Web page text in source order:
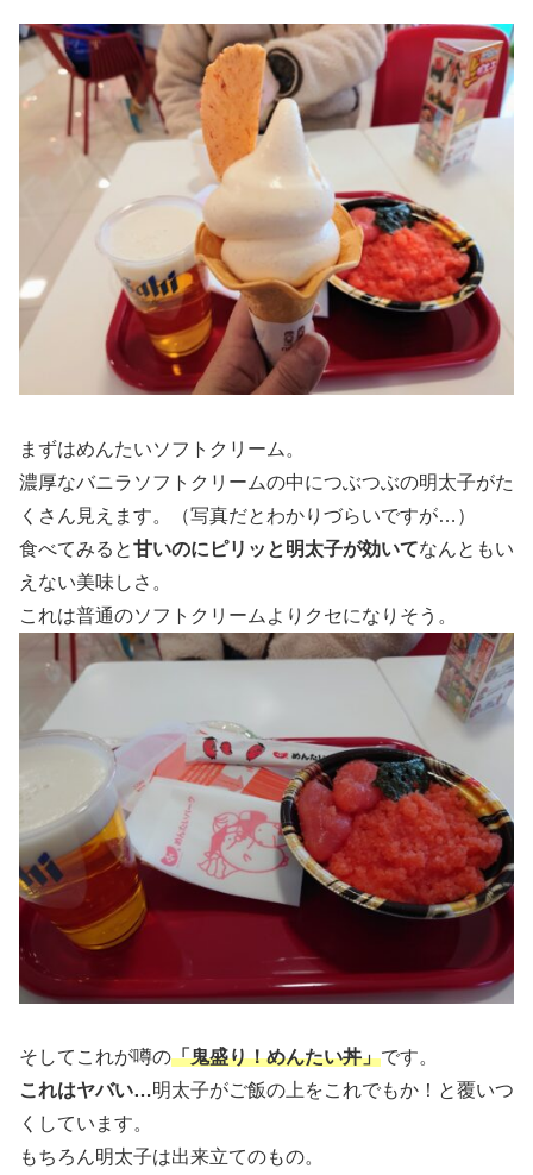
まずはめんたいソフトクリーム。
濃厚なバニラソフトクリームの中につぶつぶの明太子がた
くさん見えます。（写真だとわかりづらいですが…）
食べてみると甘いのにピリッと明太子が効いてなんともい
えない美味しさ。
これは普通のソフトクリームよりクセになりそう。
そしてこれが噂の「鬼盛り！めんたい丼」です。
これはヤバい…明太子がご飯の上をこれでもか！と覆いつ
くしています。
もちろん明太子は出来立てのもの。